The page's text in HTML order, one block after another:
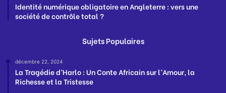
Identité numérique obligatoire en Angleterre : vers une
société de contrôle total ?
Sujets Populaires
décembre 22, 2024
La Tragédie d’Harlo : Un Conte Africain sur l’Amour, la
Richesse et la Tristesse